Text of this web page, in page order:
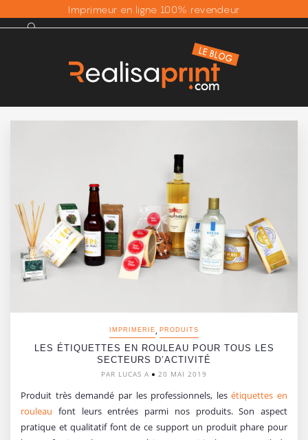
Imprimeur en ligne 100% revendeur
IMPRIMERIE, PRODUITS
LES ÉTIQUETTES EN ROULEAU POUR TOUS LES
SECTEURS D’ACTIVITÉ
PAR LUCAS A 20 MAI 2019
Produit très demandé par les professionnels, lesétiquettes en
rouleau font leurs entrées parmi nos produits. Son aspect
pratique et qualitatif font de ce support un produit phare pour